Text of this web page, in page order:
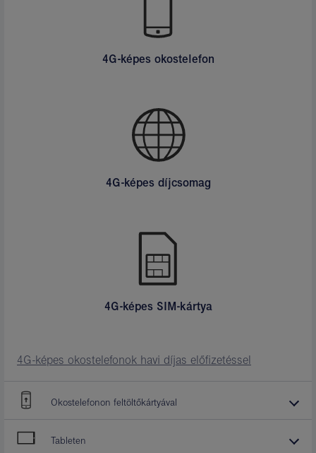
4G-képes okostelefon
4G-képes díjcsomag
4G-képes SIM-kártya
4G-képes okostelefonok havi díjas előfizetéssel
Okostelefonon feltöltőkártyával
Tableten